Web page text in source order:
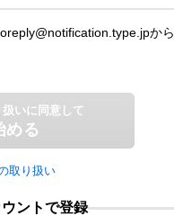
から
いに同意して
める
取り扱い
ントで登録